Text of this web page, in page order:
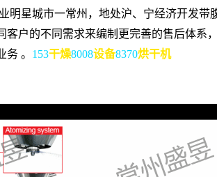
明星城市一常州，地处沪、宁经济开发带
户的不同需求来编制更完善的售后体系
。 153干燥8008设备8370烘干机